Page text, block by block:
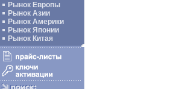
Рынок Европы
Рынок Азии
Рынок Америки
Рынок Японии
Рынок Китая